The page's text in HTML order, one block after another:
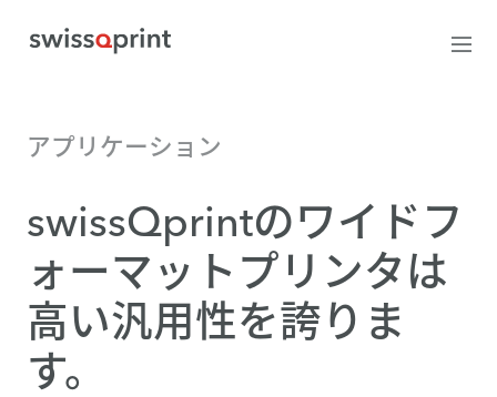
アプリケーション
swissQprintのワイドフ
ォーマットプリンタは
高い汎用性を誇りま
す。